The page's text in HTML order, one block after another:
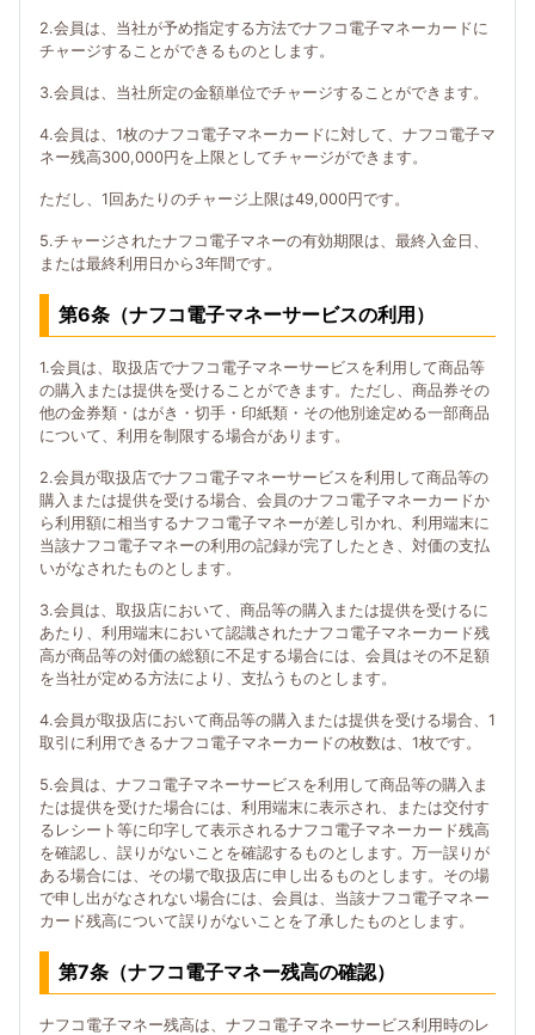
2.会員は、当社が予め指定する方法でナフコ電子マネーカードに
チャージすることができるものとします。
3.会員は、当社所定の金額単位でチャージすることができます。
4.会員は、1枚のナフコ電子マネーカードに対して、ナフコ電子マ
ネー残高300,000円を上限としてチャージができます。
ただし、1回あたりのチャージ上限は49,000円です。
5.チャージされたナフコ電子マネーの有効期限は、最終入金日、
または最終利用日から3年間です。
第6条（ナフコ電子マネーサービスの利用）
1.会員は、取扱店でナフコ電子マネーサービスを利用して商品等
の購入または提供を受けることができます。ただし、商品券その
他の金券類・はがき・切手・印紙類・その他別途定める一部商品
について、利用を制限する場合があります。
2.会員が取扱店でナフコ電子マネーサービスを利用して商品等の
購入または提供を受ける場合、会員のナフコ電子マネーカードか
ら利用額に相当するナフコ電子マネーが差し引かれ、利用端末に
当該ナフコ電子マネーの利用の記録が完了したとき、対価の支払
いがなされたものとします。
3.会員は、取扱店において、商品等の購入または提供を受けるに
あたり、利用端末において認識されたナフコ電子マネーカード残
高が商品等の対価の総額に不足する場合には、会員はその不足額
を当社が定める方法により、支払うものとします。
4.会員が取扱店において商品等の購入または提供を受ける場合、1
取引に利用できるナフコ電子マネーカードの枚数は、1枚です。
5.会員は、ナフコ電子マネーサービスを利用して商品等の購入ま
たは提供を受けた場合には、利用端末に表示され、または交付す
るレシート等に印字して表示されるナフコ電子マネーカード残高
を確認し、誤りがないことを確認するものとします。万一誤りが
ある場合には、その場で取扱店に申し出るものとします。その場
で申し出がなされない場合には、会員は、当該ナフコ電子マネー
カード残高について誤りがないことを了承したものとします。
第7条（ナフコ電子マネー残高の確認）
ナフコ電子マネー残高は、ナフコ電子マネーサービス利用時のレ